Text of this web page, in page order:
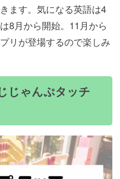
ます。気になる英語は4
8月から開始。11月から
リが登場するので楽しみ
じゃんぷタッチ